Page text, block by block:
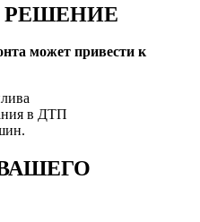
РЕШЕНИЕ
может привести к
в ДТП